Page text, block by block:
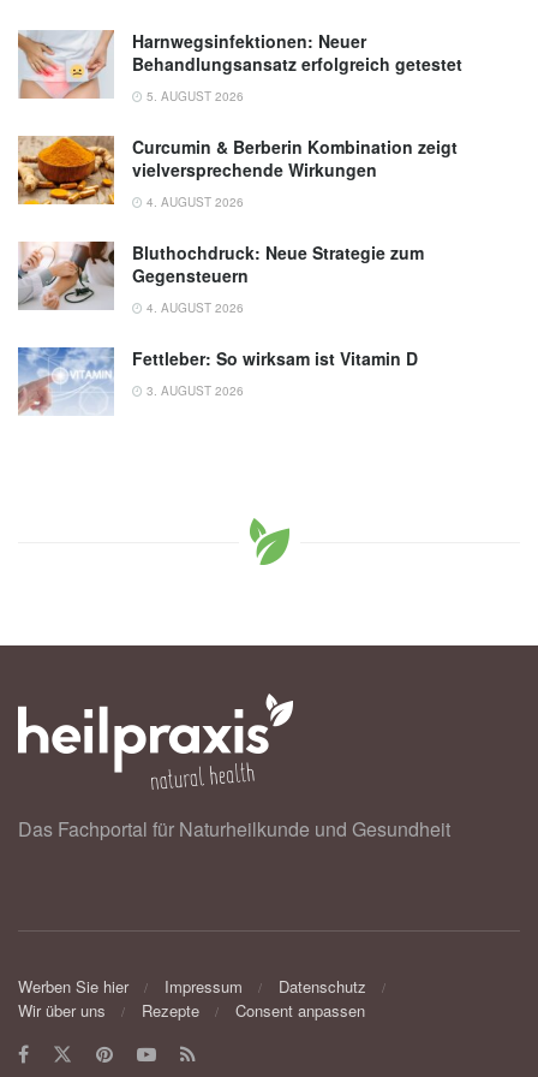
Harnwegsinfektionen: Neuer
Behandlungsansatz erfolgreich getestet
5. AUGUST 2026
Curcumin & Berberin Kombination zeigt
vielversprechende Wirkungen
4. AUGUST 2026
Bluthochdruck: Neue Strategie zum
Gegensteuern
4. AUGUST 2026
Fettleber: So wirksam ist Vitamin D
3. AUGUST 2026
Das Fachportal für Naturheilkunde und Gesundheit
Werben Sie hier Impressum
Datenschutz
Wir über uns
Rezepte Consent anpassen